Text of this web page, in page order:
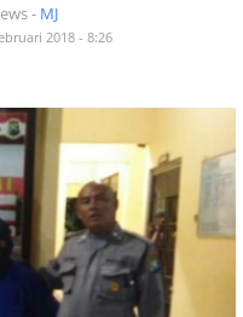
- MJ
2018 - 8:26